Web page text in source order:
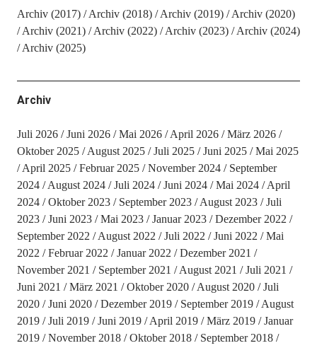
Archiv (2017) Archiv (2018) Archiv (2019)
Archiv (2020)
Archiv (2021)
Archiv (2022) Archiv (2023)
Archiv (2024)
Archiv (2025)
Archiv
Juli 2026 Juni 2026 Mai 2026 April 2026
März 2026
Oktober 2025
August 2025 Juli 2025 Juni 2025
Mai 2025
April 2025
Februar 2025 November 2024
September
2024
August 2024 Juli 2024 Juni 2024 Mai 2024
April
2024
Oktober 2023 September 2023 August 2023
Juli
2023
Juni 2023 Mai 2023 Januar 2023
Dezember 2022
September 2022
August 2022 Juli 2022 Juni 2022
Mai
2022
Februar 2022 Januar 2022
Dezember 2021
November 2021
September 2021 August 2021
Juli 2021
Juni 2021
März 2021 Oktober 2020 August 2020
Juli
2020
Juni 2020 Dezember 2019 September 2019
August
2019
Juli 2019 Juni 2019 April 2019 März 2019
Januar
2019
November 2018 Oktober 2018
September 2018